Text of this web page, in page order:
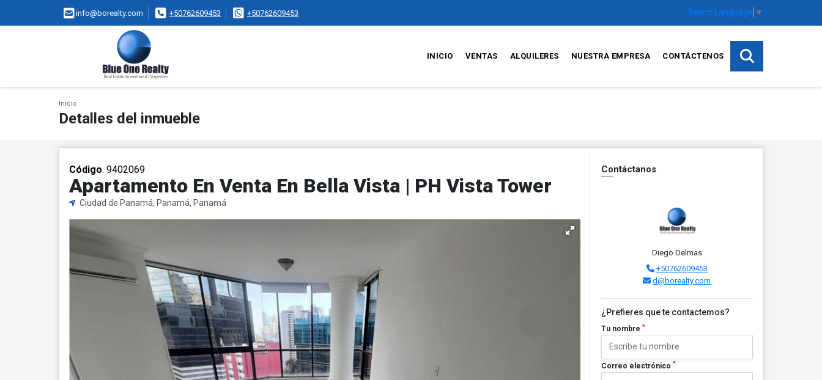
info@borealty.com +50762609453 +50762609453 Select Language ▼
INICIO VENTAS ALQUILERES NUESTRA EMPRESA CONTÁCTENOS
Inicio
Detalles del inmueble
Código. 9402069
Apartamento En Venta En Bella Vista | PH Vista Tower
Ciudad de Panamá, Panamá, Panamá
Contáctanos
Diego Delmas
+50762609453
d@borealty.com
¿Prefieres que te contactemos?
Tu nombre *
Correo electrónico *